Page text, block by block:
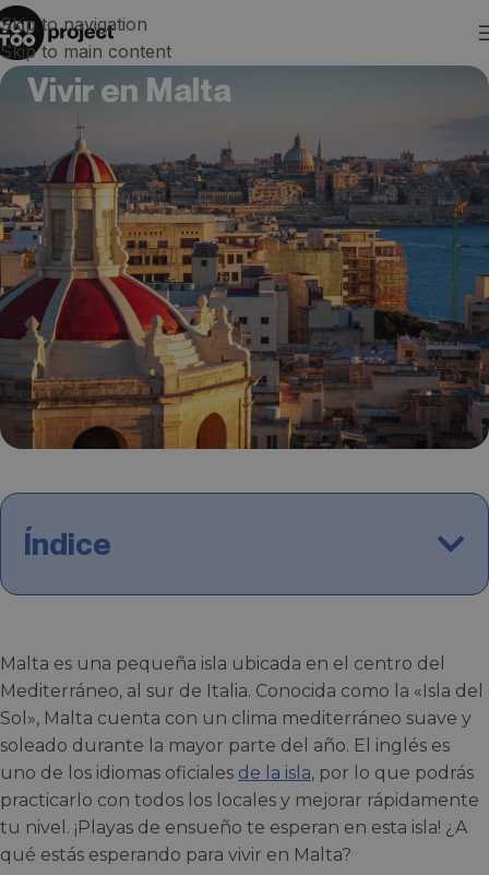
Skip to navigation
Skip to main content
Vivir en Malta
Índice
Malta es una pequeña isla ubicada en el centro del
Mediterráneo, al sur de Italia. Conocida como la «Isla del
Sol», Malta cuenta con un clima mediterráneo suave y
soleado durante la mayor parte del año. El inglés es
uno de los idiomas oficiales de la isla, por lo que podrás
practicarlo con todos los locales y mejorar rápidamente
tu nivel. ¡Playas de ensueño te esperan en esta isla! ¿A
qué estás esperando para vivir en Malta?